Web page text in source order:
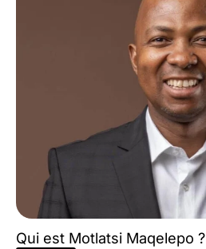
Qui est Motlatsi Maqelepo ?